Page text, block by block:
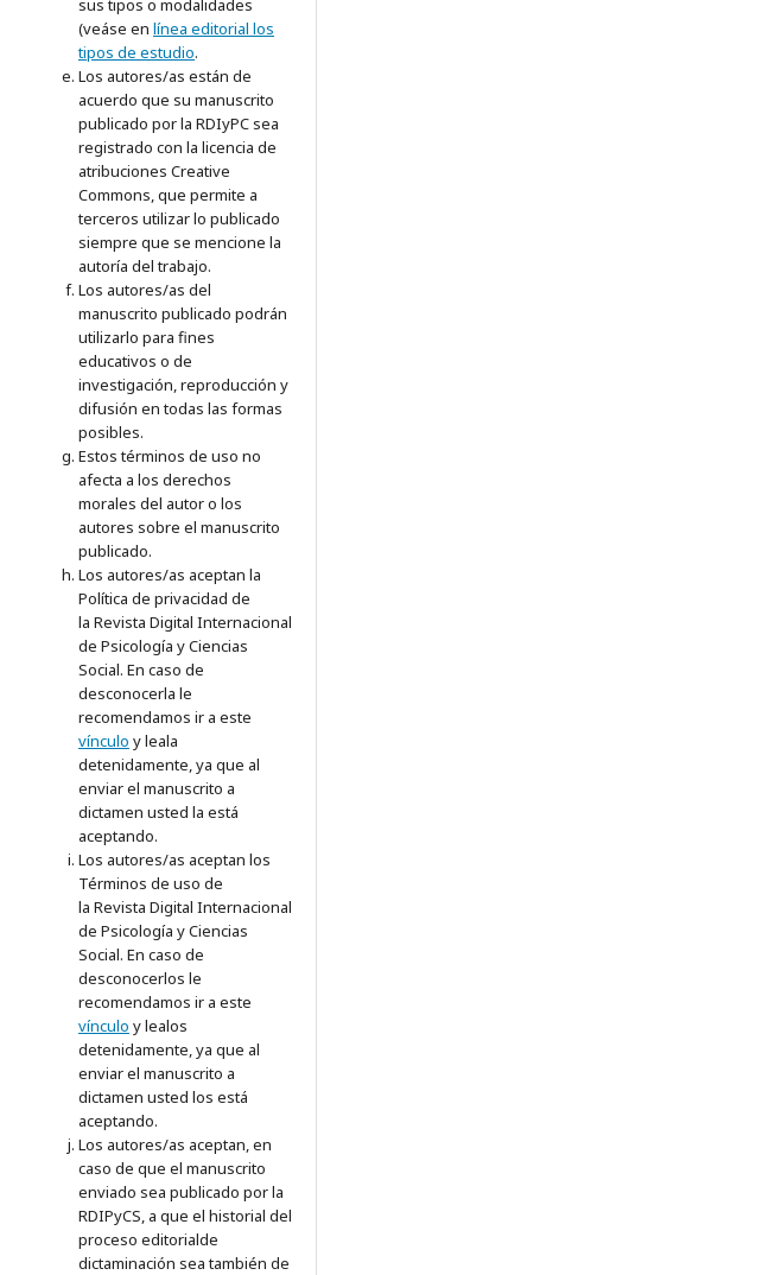
sus tipos o modalidades
(veáse en línea editorial los
tipos de estudio.
Los autores/as están de
acuerdo que su manuscrito
publicado por la RDIyPC sea
registrado con la licencia de
atribuciones Creative
Commons, que permite a
terceros utilizar lo publicado
siempre que se mencione la
autoría del trabajo.
Los autores/as del
manuscrito publicado podrán
utilizarlo para fines
educativos o de
investigación, reproducción y
difusión en todas las formas
posibles.
Estos términos de uso no
afecta a los derechos
morales del autor o los
autores sobre el manuscrito
publicado.
Los autores/as aceptan la
Política de privacidad de
la Revista Digital Internacional
de Psicología y Ciencias
Social. En caso de
desconocerla le
recomendamos ir a este
vínculo y leala
detenidamente, ya que al
enviar el manuscrito a
dictamen usted la está
aceptando.
Los autores/as aceptan los
Términos de uso de
la Revista Digital Internacional
de Psicología y Ciencias
Social. En caso de
desconocerlos le
recomendamos ir a este
vínculo y lealos
detenidamente, ya que al
enviar el manuscrito a
dictamen usted los está
aceptando.
Los autores/as aceptan, en
caso de que el manuscrito
enviado sea publicado por la
RDIPyCS, a que el historial del
proceso editorialde
dictaminación sea también de